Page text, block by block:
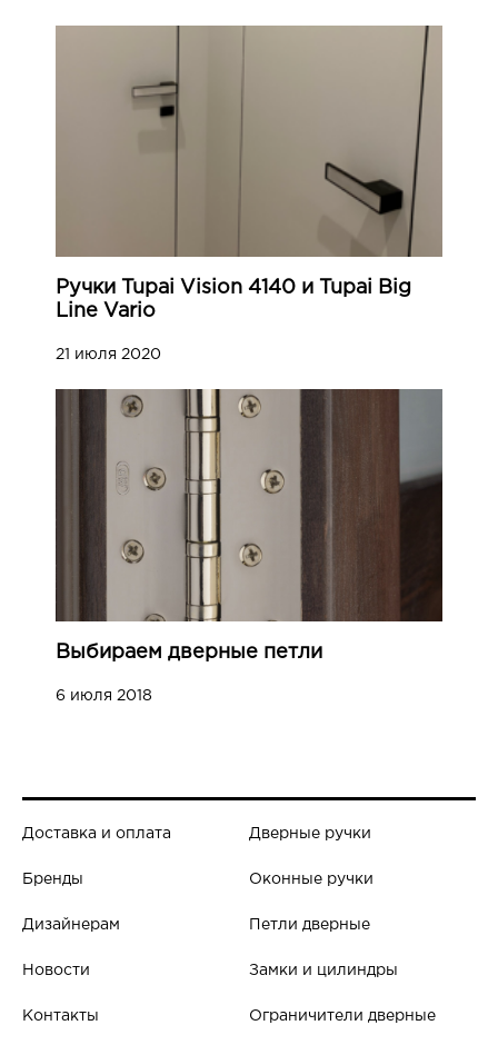
Ручки Tupai Vision 4140 и Tupai Big
Line Vario
21 июля 2020
Выбираем дверные петли
6 июля 2018
Доставка и оплата
Бренды
Дизайнерам
Новости
Контакты
Дверные ручки
Оконные ручки
Петли дверные
Замки и цилиндры
Ограничители дверные